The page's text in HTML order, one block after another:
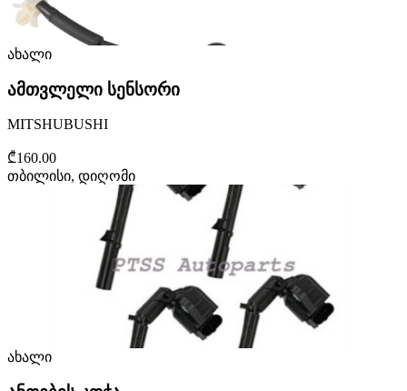
ახალი
ამთვლელი სენსორი
MITSHUBUSHI
₾160.00
თბილისი, დიღომი
ახალი